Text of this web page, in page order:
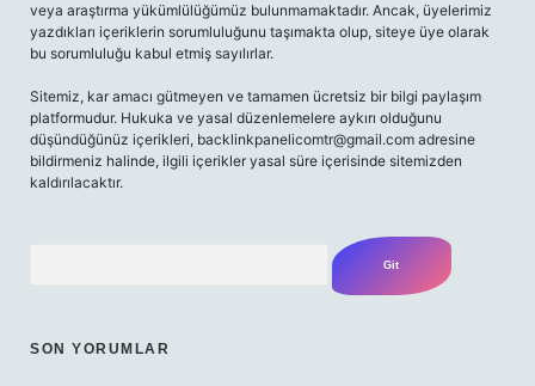
veya araştırma yükümlülüğümüz bulunmamaktadır. Ancak, üyelerimiz
yazdıkları içeriklerin sorumluluğunu taşımakta olup, siteye üye olarak
bu sorumluluğu kabul etmiş sayılırlar.
Sitemiz, kar amacı gütmeyen ve tamamen ücretsiz bir bilgi paylaşım
platformudur. Hukuka ve yasal düzenlemelere aykırı olduğunu
düşündüğünüz içerikleri, backlinkpanelicomtr@gmail.com adresine
bildirmeniz halinde, ilgili içerikler yasal süre içerisinde sitemizden
kaldırılacaktır.
SON YORUMLAR